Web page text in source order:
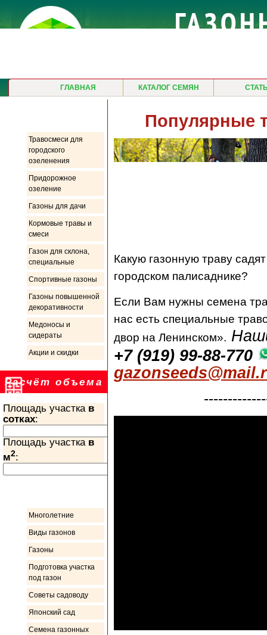
ГЛАВНАЯ КАТАЛОГ СЕМЯН
Травосмеси для
городского
озеленения
Придорожное
озеление
Газоны для дачи
Кормовые травы и
смеси
Газон для склона,
специальные
Спортивные газоны
Газоны повышенной
декоративности
Медоносы и
сидераты
Акции и скидки
Расчёт объема
Площадь участка в
сотках:
Площадь участка в
м2:
Многолетние
Виды газонов
Газоны
Подготовка участка
под газон
Советы садоводу
Японский сад
Семена газонных
Популярные
Какую газонную траву
городском палисаднике?
Если Вам нужны семена
нас есть специальные
двор на Ленинском».
+7 (919) 99-88-770